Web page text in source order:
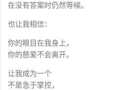
在没有答案时仍然等候。
也让我相信：
你的眼目在我身上，
你的慈爱不会离开。
让我成为一个
不是急于掌控，